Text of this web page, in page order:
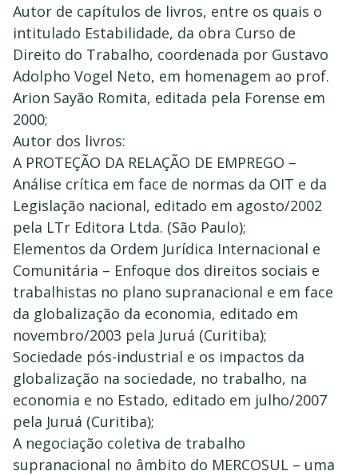
Autor de capítulos de livros, entre os quais o
intitulado Estabilidade, da obra Curso de
Direito do Trabalho, coordenada por Gustavo
Adolpho Vogel Neto, em homenagem ao prof.
Arion Sayão Romita, editada pela Forense em
2000;
Autor dos livros:
A PROTEÇÃO DA RELAÇÃO DE EMPREGO –
Análise crítica em face de normas da OIT e da
Legislação nacional, editado em agosto/2002
pela LTr Editora Ltda. (São Paulo);
Elementos da Ordem Jurídica Internacional e
Comunitária – Enfoque dos direitos sociais e
trabalhistas no plano supranacional e em face
da globalização da economia, editado em
novembro/2003 pela Juruá (Curitiba);
Sociedade pós-industrial e os impactos da
globalização na sociedade, no trabalho, na
economia e no Estado, editado em julho/2007
pela Juruá (Curitiba);
A negociação coletiva de trabalho
supranacional no âmbito do MERCOSUL – uma